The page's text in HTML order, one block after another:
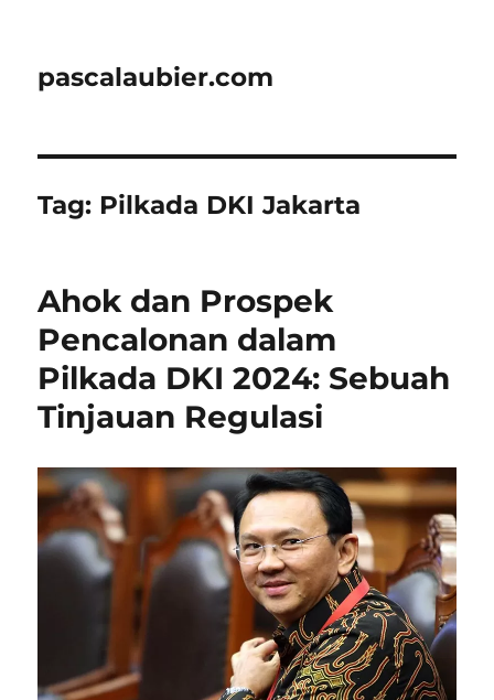
pascalaubier.com
Tag: Pilkada DKI Jakarta
Ahok dan Prospek
Pencalonan dalam
Pilkada DKI 2024: Sebuah
Tinjauan Regulasi